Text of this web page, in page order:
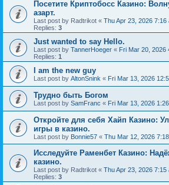
Посетите Криптобосс Казино:
азарт.
Last post by Radtrikot « Thu Apr 23, 2026 7:16
Replies: 3
Just wanted to say Hello.
Last post by TannerHoeger « Fri Mar 20, 2026
Replies: 1
I am the new guy
Last post by AltonSnink « Fri Mar 13, 2026
Трудно быть Богом
Last post by SamFranc « Fri Mar 13, 2026
Откройте для себя Хайп Казино:
игры в казино.
Last post by Bonnie57 « Thu Mar 12, 2026
Исследуйте Раменбет Казино:
казино.
Last post by Radtrikot « Thu Apr 23, 2026 7:15
Replies: 3